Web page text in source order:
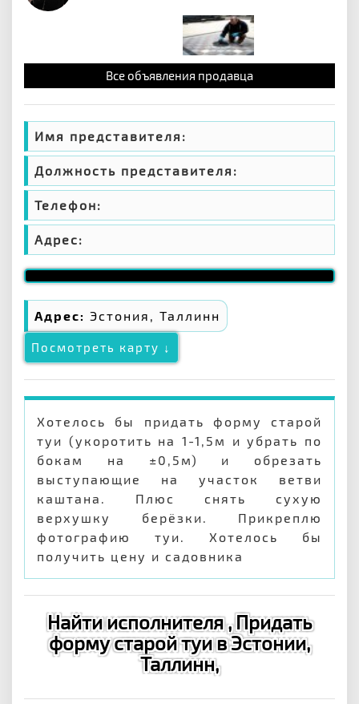
Все объявления продавца
Имя представителя:
Должность представителя:
Телефон:
Адрес:
Адрес: Эстония, Таллинн
Посмотреть карту ↓
Хотелось бы придать форму старой
туи (укоротить на 1-1,5м и убрать по
бокам на ±0,5м) и обрезать
выступающие на участок ветви
каштана. Плюс снять сухую
верхушку берёзки. Прикреплю
фотографию туи. Хотелось бы
получить цену и садовника
Найти исполнителя , Придать
форму старой туи в Эстонии,
Таллинн,